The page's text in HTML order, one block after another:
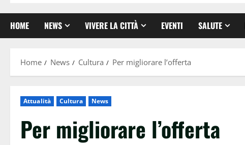
HOME NEWS VIVERE LA CITTÀ EVENTI SALUTE
Home News Cultura Per migliorare l’offerta
Attualità Cultura News
Per migliorare l’offerta